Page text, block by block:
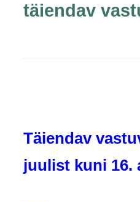
täiendav
Täiendav
juulist kuni 16.